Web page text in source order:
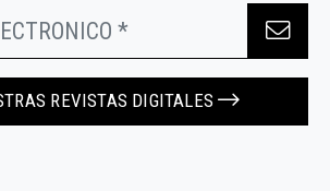
REVISTAS DIGITALES